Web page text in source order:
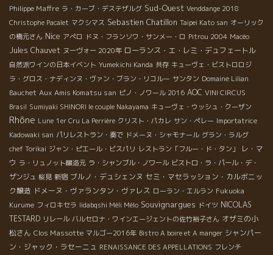
Philippe Maffre ラ・カーブ・デステザルグ Sud-Ouest Venddange 2018
Christophe Pacalet マクシマス Sebastien Chatillon Taipei Kato san オーリック
の橋元さん Nice アぺロ ドヌ・フランソワ・サンメー・ロ Pitrou 2004 Macéo
Jules Chauvet ヌーヴォー 2020年 ローランス・エ・レミ・デュフェートル
自然派ワインの日本イベント Yumekichi Kanda 共存 キューヴェ・ビストロロジ
ラ・グロス・ナディンヌ・ヴァン・ブラン・リコルー サンタン Domaine Lilian
Bauchet Aux Amis Komatsu san ピノ・ノワール 2016 AOC VINI CIRCUS
Brasil Sumiyaki SHINORI le couple Nakayama キューヴェ・ウッシュ・クーザン
Rhône Lune 1er Cru La Perrière クリスト・パカレ サン・ペレー Importatrice
Kadowaki san パリレストラン・奏で ドメーヌ・シャモナール グラン・ラルグ
chef Torikai ジャン・ピエール・ビスパリ レストラン「フルー・ド・タン」
レ・マ
ウ ラ・リュノット醸造元 ラ・シャンブル・ノワール ビストロ・ラ・パール・デ・
ザンジュ 桜見 新宿 ブルノ・デュシェンヌ セミ・マセラッション・カルボニッ
ク醸造 ドメーヌ・ヴァランタン・ヴァレス ローラン・エルラン Fukuoka
Kurume フィロキセラ Iidabqshi Méli Mélo Souvignargues ドイツ NICOLAS
TESTARD リレール バルセロナ・ワインエージェントの佐竹裕子さん オザミの小
松さん Clos Massotte マルゴー2016年 Bistro A boire et A manger シャンパー
ン・ジャック・ラセーニュ RENAISSANCE DES APPELLATIONS フレンチ